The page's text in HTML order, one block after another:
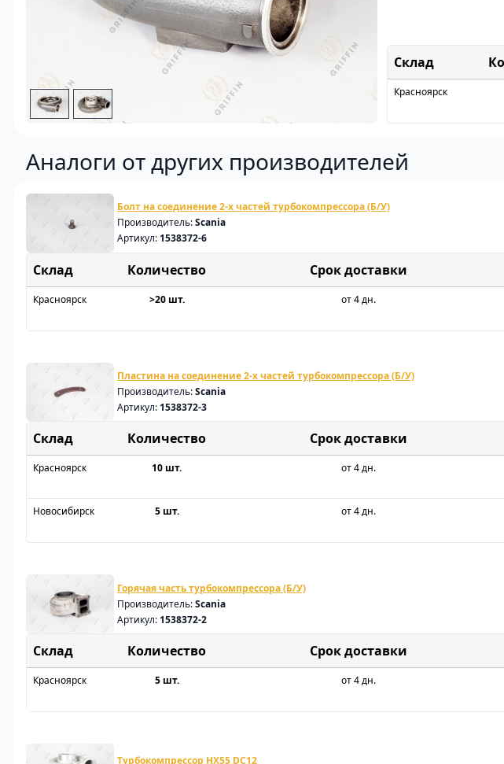
Склад
Красноярск
Аналоги от других производителей
Болт на соединение 2-х частей турбокомпрессора (Б/У)
Производитель:Scania
Артикул: 1538372-6
Склад Срок доставки
Красноярск >20 шт. от 4 дн.
Пластина на соединение 2-х частей турбокомпрессора (Б/У)
Производитель:Scania
Артикул: 1538372-3
Склад Срок доставки
Красноярск 10 шт. от 4 дн.
Новосибирск 5 шт. от 4 дн.
Горячая часть турбокомпрессора (Б/У)
Производитель:Scania
Артикул: 1538372-2
Склад Срок доставки
Красноярск 5 шт. от 4 дн.
Турбокомпрессор HX55 DC12